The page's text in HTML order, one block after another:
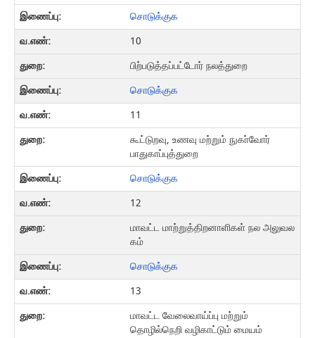
சொடுக்குக
10
பிற்படுத்தப்பட்டோர் நலத்துறை
சொடுக்குக
11
கூட்டுறவு, உணவு மற்றும் நுகா்வோர்
பாதுகாப்புத்துறை
சொடுக்குக
12
மாவட்ட மாற்றுத்திறனாளிகள் நல அலுவல
கம்
சொடுக்குக
13
மாவட்ட வேலைவாய்ப்பு மற்றும்
தொழில்நெறி வழிகாட்டும் மையம்